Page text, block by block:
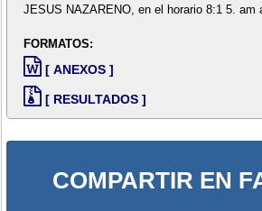
JESUS NAZARENO, en el horario 8:1 5. am
FORMATOS:
[ ANEXOS ]
[ RESULTADOS ]
COMPARTIR EN